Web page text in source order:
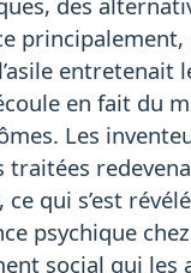
en fait du
Les
traitées
qui s’est
psychique
social qui les